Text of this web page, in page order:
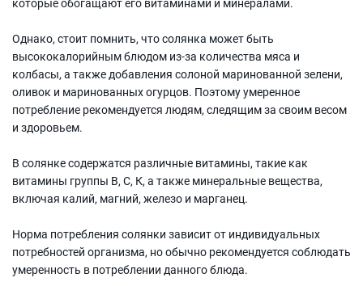
Однако, стоит помнить, что солянка может быть
высококалорийным блюдом из-за количества мяса и
колбасы, а также добавления солоной маринованной зелени,
оливок и маринованных огурцов. Поэтому умеренное
потребление рекомендуется людям, следящим за своим весом
и здоровьем.
В солянке содержатся различные витамины, такие как
витамины группы В, С, К, а также минеральные вещества,
включая калий, магний, железо и марганец.
Норма потребления солянки зависит от индивидуальных
потребностей организма, но обычно рекомендуется соблюдать
умеренность в потреблении данного блюда.